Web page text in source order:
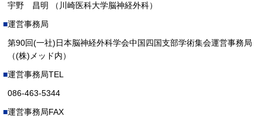
宇野 昌明 （川崎医科大学脳神経外科）
運営事務局
第90回(一社)日本脳神経外科学会中国四国支部学術集会運営事務局
（(株)メッド内）
運営事務局TEL
086-463-5344
運営事務局FAX